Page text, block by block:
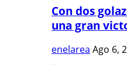
Con dos
una gran
enelarea Ago 6,